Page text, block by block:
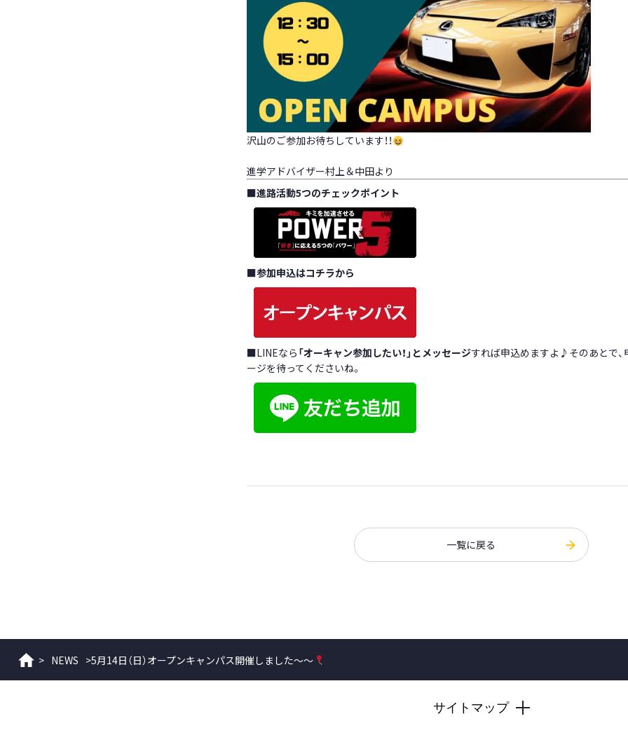
沢山のご参加お待ちしています！！
進学アドバイザー村上＆中田より
■進路活動5つのチェックポイント
■参加申込はコチラから
■LINEなら 「オーキャン参加したい！」とメッセージすれば申込めますよ♪そのあとで、
ージを待ってくださいね。
一覧に戻る
ホーム
> NEWS >5月14日（日）オープンキャンパス開催しました～～
サイトマップ